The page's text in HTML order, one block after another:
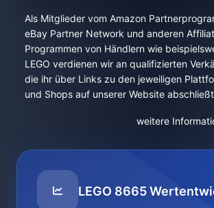
Als Mitglieder vom Amazon
eBay Partner Network und anderen
Programmen von Händlern wie
LEGO verdienen wir an qualifizierten
die ihr über Links zu den jeweiligen
und Shops auf unserer Website
weitere
LEGO 8665